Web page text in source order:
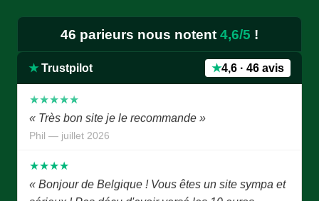
46 parieurs nous notent 4,6/5 !
★ Trustpilot ★4,6 · 46 avis
va bien.contuiner ainsi, c'est super »
★★★★★
« Très bon site je le recommande »
Phil — juillet 2026
« Bonjour de Belgique ! Vous êtes un site sympa et
sérieux ! Pas déçu d'avoir versé les 10 euros.